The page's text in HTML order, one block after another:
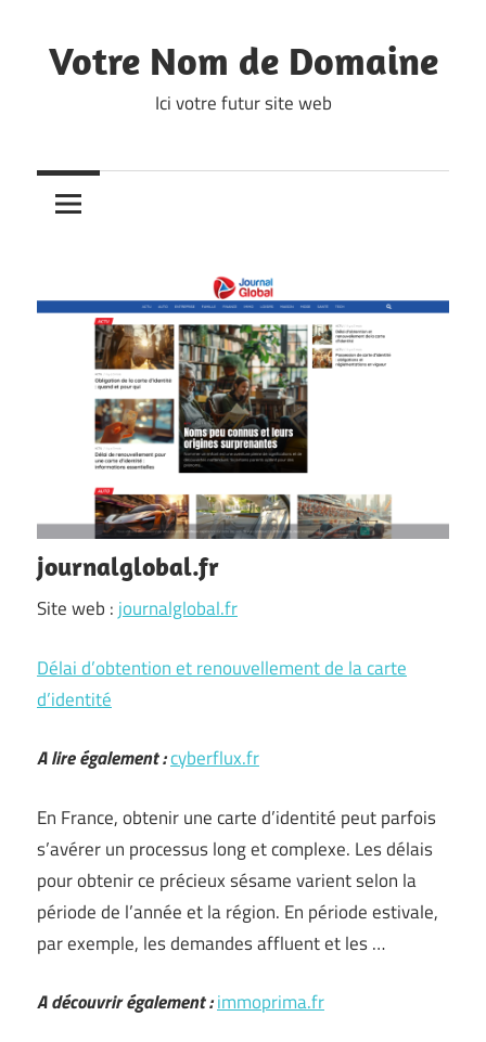
to
content
Votre Nom de Domaine
Ici votre futur site web
journalglobal.fr
Site web : journalglobal.fr
Délai d’obtention et renouvellement de la carte
d’identité
A lire également :cyberflux.fr
En France, obtenir une carte d’identité peut parfois
s’avérer un processus long et complexe. Les délais
pour obtenir ce précieux sésame varient selon la
période de l’année et la région. En période estivale,
par exemple, les demandes affluent et les …
A découvrir également :immoprima.fr